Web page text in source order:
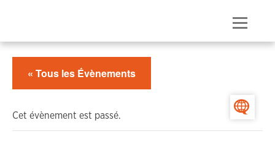
Menu
« Tous les Évènements
Cet évènement est passé.